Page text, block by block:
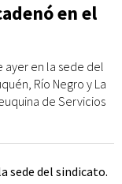
en el
en la sede del
Río Negro y La
de Servicios